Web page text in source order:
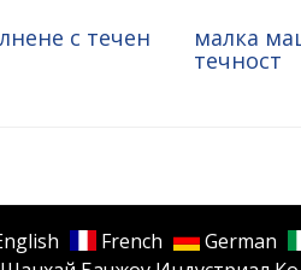
с течен
малка
течност
French German